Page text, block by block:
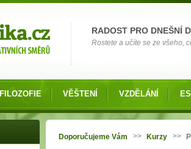
RADOST PRO DNEŠNÍ
Rostete a učíte se ze všeho,
FILOZOFIE VĚŠTENÍ VZDĚLÁNÍ
Jste zde
Doporučujeme Vám >> Kurzy >>